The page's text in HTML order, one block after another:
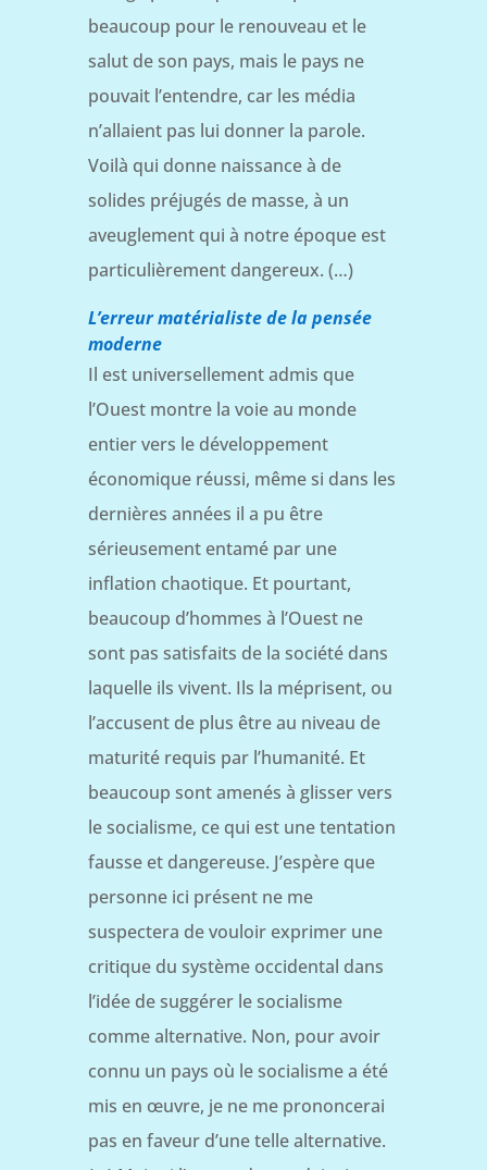
beaucoup pour le renouveau et le
salut de son pays, mais le pays ne
pouvait l’entendre, car les média
n’allaient pas lui donner la parole.
Voilà qui donne naissance à de
solides préjugés de masse, à un
aveuglement qui à notre époque est
particulièrement dangereux. (…)
L’erreur matérialiste de la pensée
moderne
Il est universellement admis que
l’Ouest montre la voie au monde
entier vers le développement
économique réussi, même si dans les
dernières années il a pu être
sérieusement entamé par une
inflation chaotique. Et pourtant,
beaucoup d’hommes à l’Ouest ne
sont pas satisfaits de la société dans
laquelle ils vivent. Ils la méprisent, ou
l’accusent de plus être au niveau de
maturité requis par l’humanité. Et
beaucoup sont amenés à glisser vers
le socialisme, ce qui est une tentation
fausse et dangereuse. J’espère que
personne ici présent ne me
suspectera de vouloir exprimer une
critique du système occidental dans
l’idée de suggérer le socialisme
comme alternative. Non, pour avoir
connu un pays où le socialisme a été
mis en œuvre, je ne me prononcerai
pas en faveur d’une telle alternative.